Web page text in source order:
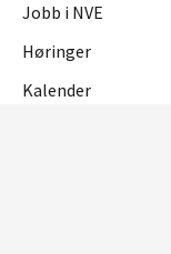
Jobb i NVE
Høringer
Kalender